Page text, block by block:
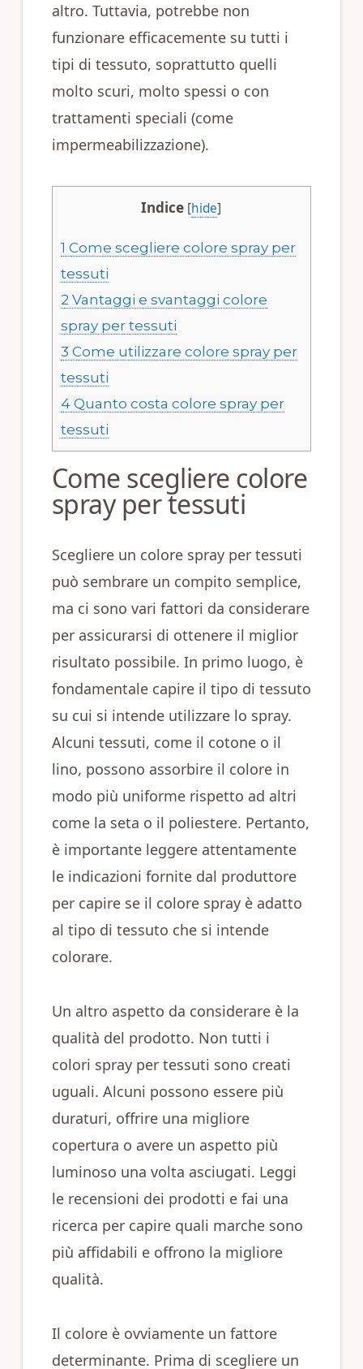
altro. Tuttavia, potrebbe non
funzionare efficacemente su tutti i
tipi di tessuto, soprattutto quelli
molto scuri, molto spessi o con
trattamenti speciali (come
impermeabilizzazione).
Indice [hide]
1 Come scegliere colore spray per
tessuti
2 Vantaggi e svantaggi colore
spray per tessuti
3 Come utilizzare colore spray per
tessuti
4Quanto costa colore spray per
tessuti
Come scegliere colore
spray per tessuti
Scegliere un colore spray per tessuti
può sembrare un compito semplice,
ma ci sono vari fattori da considerare
per assicurarsi di ottenere il miglior
risultato possibile. In primo luogo, è
fondamentale capire il tipo di tessuto
su cui si intende utilizzare lo spray.
Alcuni tessuti, come il cotone o il
lino, possono assorbire il colore in
modo più uniforme rispetto ad altri
come la seta o il poliestere. Pertanto,
è importante leggere attentamente
le indicazioni fornite dal produttore
per capire se il colore spray è adatto
al tipo di tessuto che si intende
colorare.
Un altro aspetto da considerare è la
qualità del prodotto. Non tutti i
colori spray per tessuti sono creati
uguali. Alcuni possono essere più
duraturi, offrire una migliore
copertura o avere un aspetto più
luminoso una volta asciugati. Leggi
le recensioni dei prodotti e fai una
ricerca per capire quali marche sono
più affidabili e offrono la migliore
qualità.
Il colore è ovviamente un fattore
determinante. Prima di scegliere un